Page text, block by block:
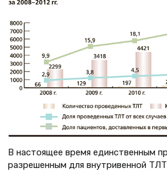
В настоящее время единственным
разрешенным для внутривенной